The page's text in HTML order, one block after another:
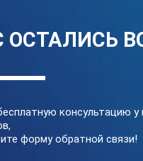
кромок
ОСТАЛИСЬ
консультацию у
форму обратной связи!